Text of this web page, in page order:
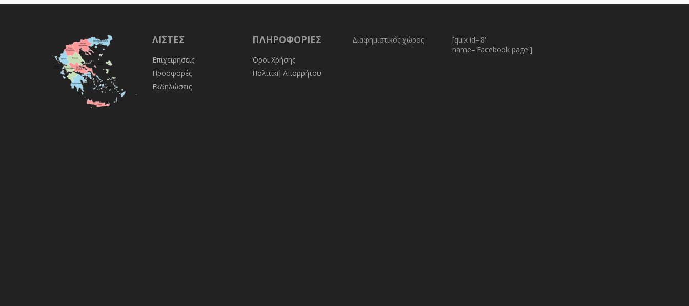
ΛΊΣΤΕΣ
Επιχειρήσεις
Προσφορές
Εκδηλώσεις
ΠΛΗΡΟΦΟΡΊΕΣ
Όροι Χρήσης
Πολιτική Απορρήτου
Διαφημιστικός χώρος
[quix id='8'
name='Facebook page']